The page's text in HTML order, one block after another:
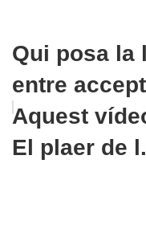
Qui posa la
entre
Aquest
El plaer de